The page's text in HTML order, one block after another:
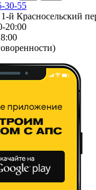
30-55
й Красносельский
20:00